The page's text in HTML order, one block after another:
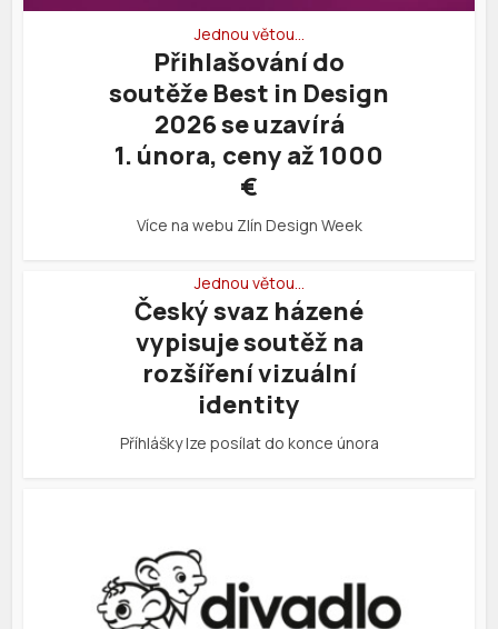
Jednou větou…
Přihlašování do
soutěže Best in Design
2026 se uzavírá
1. února, ceny až 1000
€
Více na webu Zlín Design Week
Jednou větou…
Český svaz házené
vypisuje soutěž na
rozšíření vizuální
identity
Příhlášky lze posílat do konce února